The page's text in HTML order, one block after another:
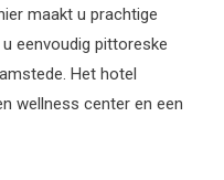
maakt u prachtige
eenvoudig pittoreske
Het hotel
wellness center en een